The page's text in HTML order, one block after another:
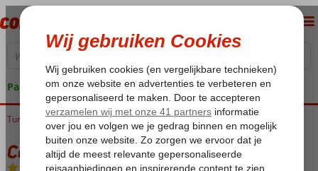
Pakketgarantie
Home
Turkije Turkse Riviera Kemer Beldibi Corendon Playa Kemer
Corendon Playa Kemer